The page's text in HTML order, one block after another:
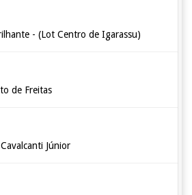
- (Lot Centro de Igarassu)
de Freitas
Júnior